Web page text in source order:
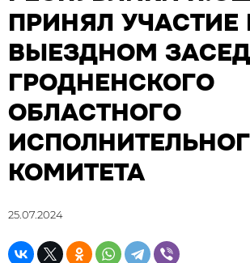
ПРИНЯЛ УЧАСТИЕ
ВЫЕЗДНОМ
ГРОДНЕНСКОГО
ОБЛАСТНОГО
КОМИТЕТА
25.07.2024